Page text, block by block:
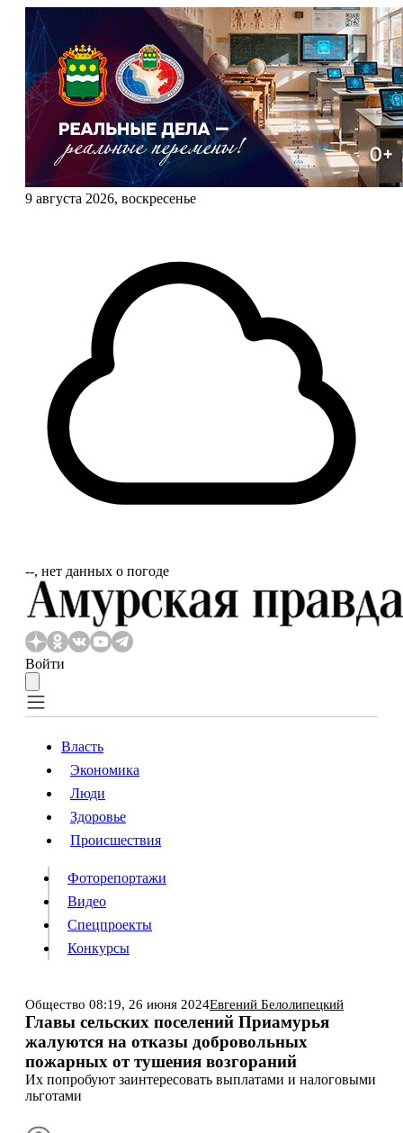
9 августа 2026, воскресенье
‐‐, нет данных о погоде
Войти
Власть
Происшествия
Видео
Конкурсы
Информация Реклама Все новости Архив
Власть
Экономика
Люди
Здоровье
Происшествия
Фоторепортажи
Видео
Спецпроекты
Конкурсы
Общество 08:19, 26 июня 2024Евгений Белолипецкий
Главы сельских поселений Приамурья
жалуются на отказы добровольных
пожарных от тушения возгораний
Их попробуют заинтересовать выплатами и налоговыми
льготами